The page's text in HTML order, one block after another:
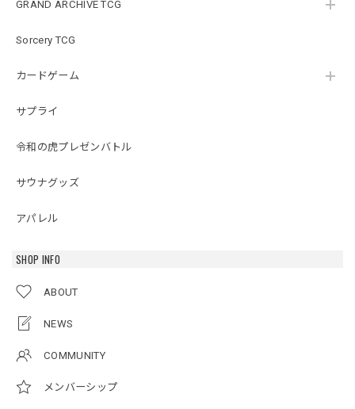
GRAND ARCHIVE TCG
Sorcery TCG
カードゲーム
サプライ
令和の虎プレゼンバトル
サウナグッズ
アパレル
SHOP INFO
ABOUT
NEWS
COMMUNITY
メンバーシップ